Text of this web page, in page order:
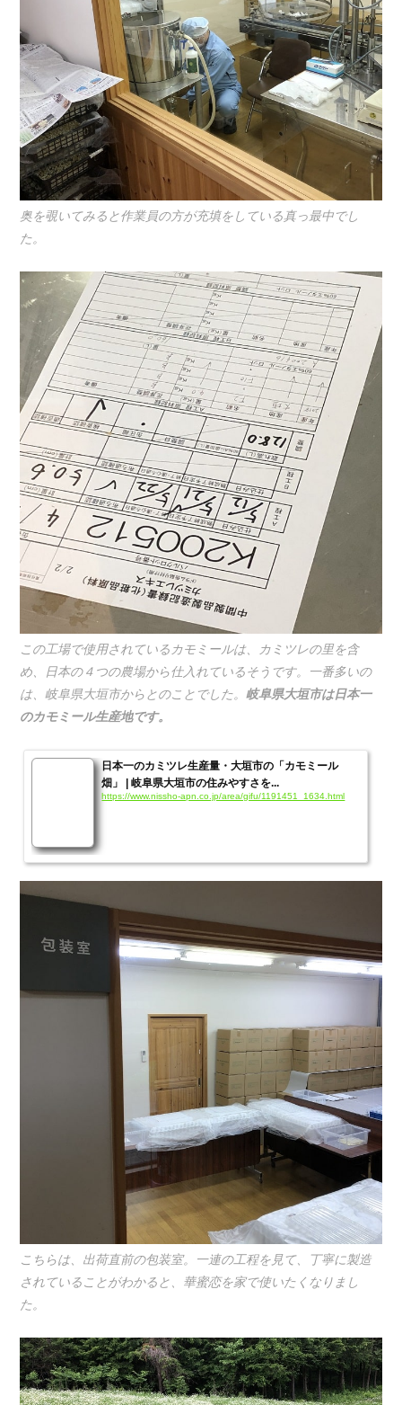
奥を覗いてみると作業員の方が充填をしている真っ最中でし
た。
この工場で使用されているカモミールは、カミツレの里を含
め、日本の４つの農場から仕入れているそうです。一番多いの
は、岐阜県大垣市からとのことでした。岐阜県大垣市は日本一
のカモミール生産地です。
日本一のカミツレ生産量・大垣市の「カモミール
畑」 | 岐阜県大垣市の住みやすさを...
https://www.nissho-apn.co.jp/area/gifu/1191451_1634.html
こちらは、出荷直前の包装室。一連の工程を見て、丁寧に製造
されていることがわかると、華蜜恋を家で使いたくなりまし
た。